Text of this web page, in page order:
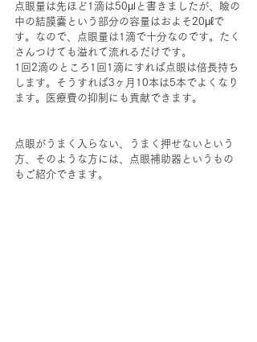
点眼量は先ほど1滴は50µlと書きましたが、瞼の
中の結膜嚢という部分の容量はおよそ20μℓで
す。なので、点眼量は1滴で十分なのです。たく
さんつけても溢れて流れるだけです。
1回2滴のところ1回1滴にすれば点眼は倍長持ち
します。そうすれば3ヶ月10本は5本でよくなり
ます。医療費の抑制にも貢献できます。
点眼がうまく入らない、うまく押せないという
方、そのような方には、点眼補助器というもの
もご紹介できます。